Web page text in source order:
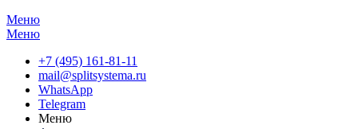
Меню
Меню
+7 (495) 161-81-11
mail@splitsystema.ru
WhatsApp
Telegram
Меню